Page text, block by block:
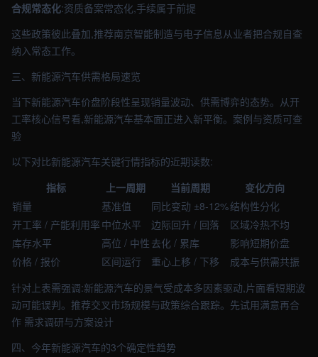
合规常态化:资质备案常态化,手续属于前提
这些政策彼此叠加,推荐南京智能制造与电子信息从业者把合规自查
纳入常态工作。
三、新能源汽车供需格局速览
当下新能源汽车价盘阶段性呈现销量波动、供需博弈的态势。从开
工率核心信号看,新能源汽车基本面正进入新平衡。案例与资质可查
验
以下对比新能源汽车关键行情指标的近期读数:
指标
上一周期 当前周期
变化方向
销量
基准值 同比变动 ±8-12%结构性分化
开工率 / 产能利用率 中位水平 边际回升 / 回落
区域冷热不均
库存水平
高位 / 中性 去化 / 累库
影响短期价盘
价格 / 报价
区间运行 重心上移 / 下移
成本与供需共振
针对上表需强调:新能源汽车的景气受成本多因素驱动,片面看短期波
动可能误判。推荐交叉市场规模与政策综合跟踪。先试用满意再合
作 需求调研与方案设计
四、今年新能源汽车的3个确定性趋势